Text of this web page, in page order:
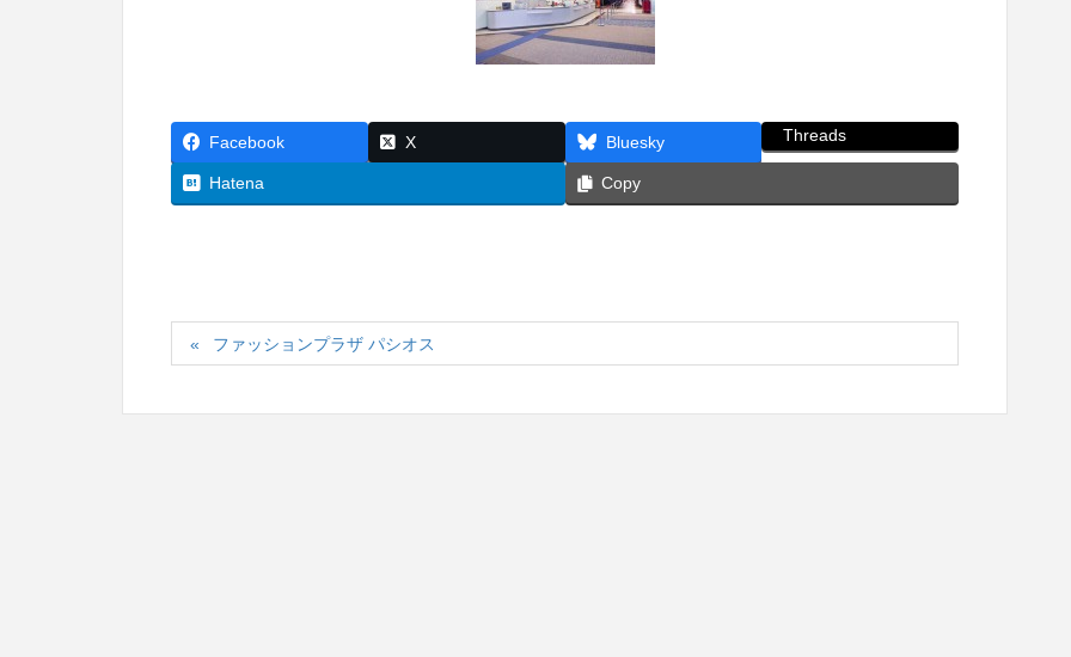
Facebook X Bluesky Threads
Hatena Copy
ファッションプラザ パシオス